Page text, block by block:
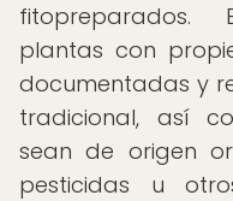
fitopreparados.
plantas con
documentadas y
tradicional, así
sean de origen
pesticidas u